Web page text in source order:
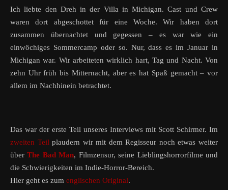
Ich liebte den Dreh in der Villa in Michigan. Cast und Crew
waren dort abgeschottet für eine Woche. Wir haben dort
zusammen übernachtet und gegessen – es war wie ein
einwöchiges Sommercamp oder so. Nur, dass es im Januar in
Michigan war. Wir arbeiteten wirklich hart, Tag und Nacht. Von
zehn Uhr früh bis Mitternacht, aber es hat Spaß gemacht – vor
allem im Nachhinein betrachtet.
Das war der erste Teil unseres Interviews mit Scott Schirmer. Im
zweiten Teilplaudern wir mit dem Regisseur noch etwas weiter
überThe Bad Man, Filmzensur, seine Lieblingshorrorfilme und
die Schwierigkeiten im Indie-Horror-Bereich.
Hier geht es zum englischen Original.